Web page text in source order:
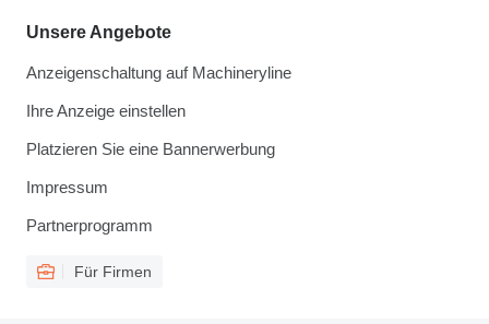
Unsere Angebote
Anzeigenschaltung auf Machineryline
Ihre Anzeige einstellen
Platzieren Sie eine Bannerwerbung
Impressum
Partnerprogramm
Für Firmen